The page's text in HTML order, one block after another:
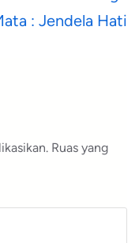
: Jendela Hati
Ruas yang